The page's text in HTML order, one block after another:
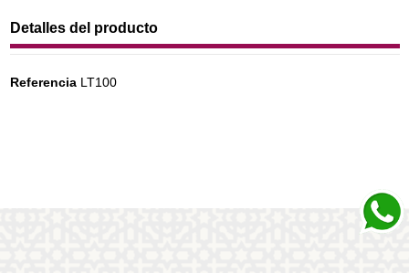
Detalles del producto
Referencia LT100